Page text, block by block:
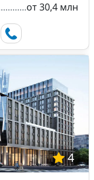
от 30,4 млн
4